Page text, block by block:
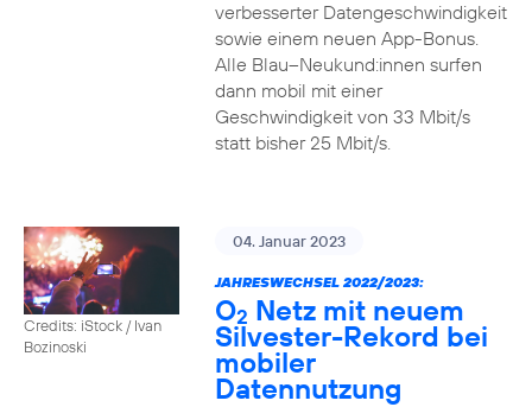
verbesserter Datengeschwindigkeit
sowie einem neuen App-Bonus.
Alle Blau–Neukund:innen surfen
dann mobil mit einer
Geschwindigkeit von 33 Mbit/s
statt bisher 25 Mbit/s.
Credits: iStock / Ivan
Bozinoski
04. Januar 2023
JAHRESWECHSEL 2022/2023:
O2 Netz mit neuem
Silvester-Rekord bei
mobiler
Datennutzung